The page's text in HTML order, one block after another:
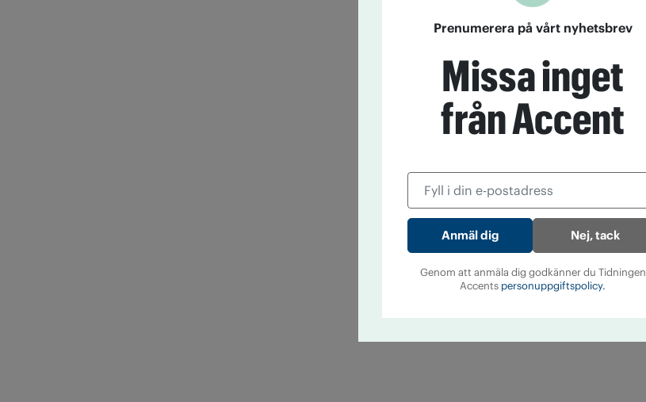
Prenumerera på vårt nyhetsbrev
Missa inget
från Accent
Nej, tack
Genom att anmäla dig godkänner du Tidningen
Accents personuppgiftspolicy.